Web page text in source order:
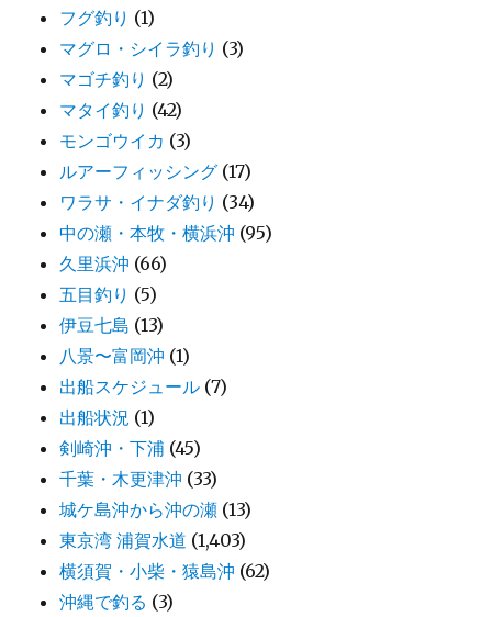
フグ釣り (1)
マグロ・シイラ釣り (3)
マゴチ釣り (2)
マタイ釣り (42)
モンゴウイカ (3)
ルアーフィッシング (17)
ワラサ・イナダ釣り (34)
中の瀬・本牧・横浜沖 (95)
久里浜沖 (66)
五目釣り (5)
伊豆七島 (13)
八景〜富岡沖 (1)
出船スケジュール (7)
出船状況 (1)
剣崎沖・下浦 (45)
千葉・木更津沖 (33)
城ケ島沖から沖の瀬 (13)
東京湾 浦賀水道 (1,403)
横須賀・小柴・猿島沖 (62)
沖縄で釣る (3)